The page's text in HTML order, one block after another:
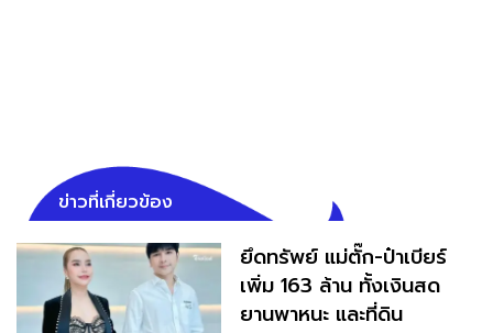
ข่าวที่เกี่ยวข้อง
ยึดทรัพย์ แม่ตั๊ก-ป๋าเบียร์
เพิ่ม 163 ล้าน ทั้งเงินสด
ยานพาหนะ และที่ดิน